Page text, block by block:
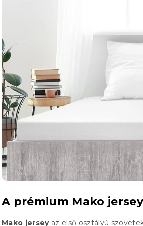
A prémium Mako
Mako jerseyaz első osztályú